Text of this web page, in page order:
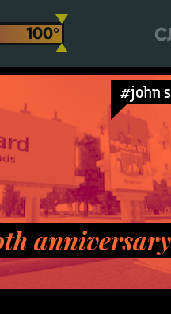
#john
anniversary